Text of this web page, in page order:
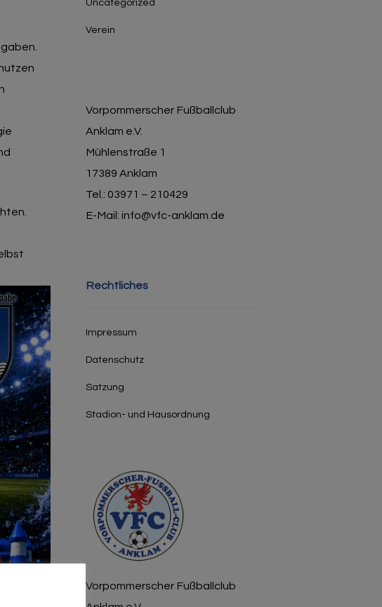
Uncategorized
Verein
Vorpommerscher Fußballclub
Anklam e.V.
Mühlenstraße 1
17389 Anklam
Tel.: 03971 – 210429
E-Mail: info@vfc-anklam.de
Rechtliches
Impressum
Datenschutz
Satzung
Stadion- und Hausordnung
Vorpommerscher Fußballclub